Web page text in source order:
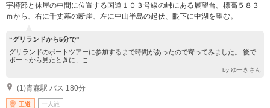
宇樽部と休屋の中間に位置する国道１０３号線の峠にある展望台。標高５８３
ｍから、右に千丈幕の断崖、左に中山半島の起伏、眼下に中湖を望む。
“グリランドから5分で”
グリランドのボートツアーに参加するまで時間があったので寄ってみました。 後で
ボートから見たときに、こ...
by ゆーきさん
(1)青森駅 バス 180分
王道 一人旅